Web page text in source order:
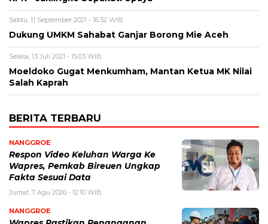
Sabtu, 11 September 2021 - 16:32 WIB
Dukung UMKM Sahabat Ganjar Borong Mie Aceh
Selasa, 13 Juli 2021 - 15:03 WIB
Moeldoko Gugat Menkumham, Mantan Ketua MK Nilai
Salah Kaprah
BERITA TERBARU
NANGGROE
Respon Video Keluhan Warga Ke
Wapres, Pemkab Bireuen Ungkap
Fakta Sesuai Data
Jumat, 7 Agu 2026 - 12:10 WIB
NANGGROE